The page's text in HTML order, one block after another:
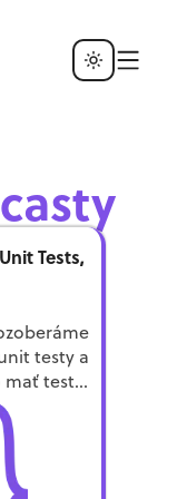
Tests,
testy a
mať testy
trieda?